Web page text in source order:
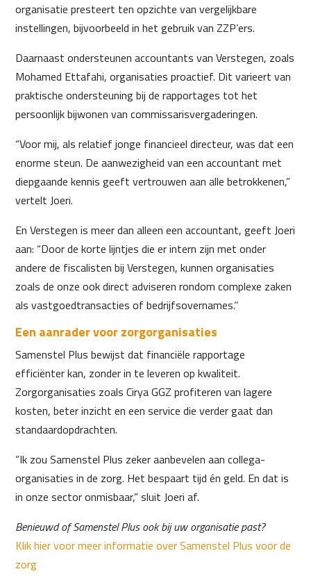
organisatie presteert ten opzichte van vergelijkbare
instellingen, bijvoorbeeld in het gebruik van ZZP’ers.
Daarnaast ondersteunen accountants van Verstegen, zoals
Mohamed Ettafahi, organisaties proactief. Dit varieert van
praktische ondersteuning bij de rapportages tot het
persoonlijk bijwonen van commissarisvergaderingen.
“Voor mij, als relatief jonge financieel directeur, was dat een
enorme steun. De aanwezigheid van een accountant met
diepgaande kennis geeft vertrouwen aan alle betrokkenen,”
vertelt Joeri.
En Verstegen is meer dan alleen een accountant, geeft Joeri
aan: “Door de korte lijntjes die er intern zijn met onder
andere de fiscalisten bij Verstegen, kunnen organisaties
zoals de onze ook direct adviseren rondom complexe zaken
als vastgoedtransacties of bedrijfsovernames.’’
Een aanrader voor zorgorganisaties
Samenstel Plus bewijst dat financiële rapportage
efficiënter kan, zonder in te leveren op kwaliteit.
Zorgorganisaties zoals Cirya GGZ profiteren van lagere
kosten, beter inzicht en een service die verder gaat dan
standaardopdrachten.
“Ik zou Samenstel Plus zeker aanbevelen aan collega-
organisaties in de zorg. Het bespaart tijd én geld. En dat is
in onze sector onmisbaar,” sluit Joeri af.
Benieuwd of Samenstel Plus ook bij uw organisatie past?
Klik hier voor meer informatie over Samenstel Plus voor de
zorg